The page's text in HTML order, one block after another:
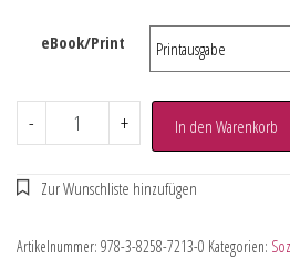
eBook/Print
- + In den Warenkorb
Artikelnummer: 978-3-8258-7213-0 Kategorien: